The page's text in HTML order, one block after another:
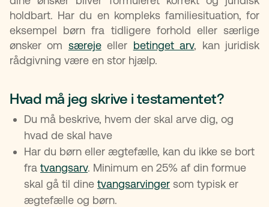
holdbart. Har du en kompleks familiesituation, for
eksempel børn fra tidligere forhold eller særlige
ønsker om særejeeller betinget arv, kan juridisk
rådgivning være en stor hjælp.
Hvad må jeg skrive i testamentet?
Du må beskrive, hvem der skal arve dig, og
hvad de skal have
Har du børn eller ægtefælle, kan du ikke se bort
fra tvangsarv. Minimum en 25% af din formue
skal gå til dine tvangsarvinger som typisk er
ægtefælle og børn.